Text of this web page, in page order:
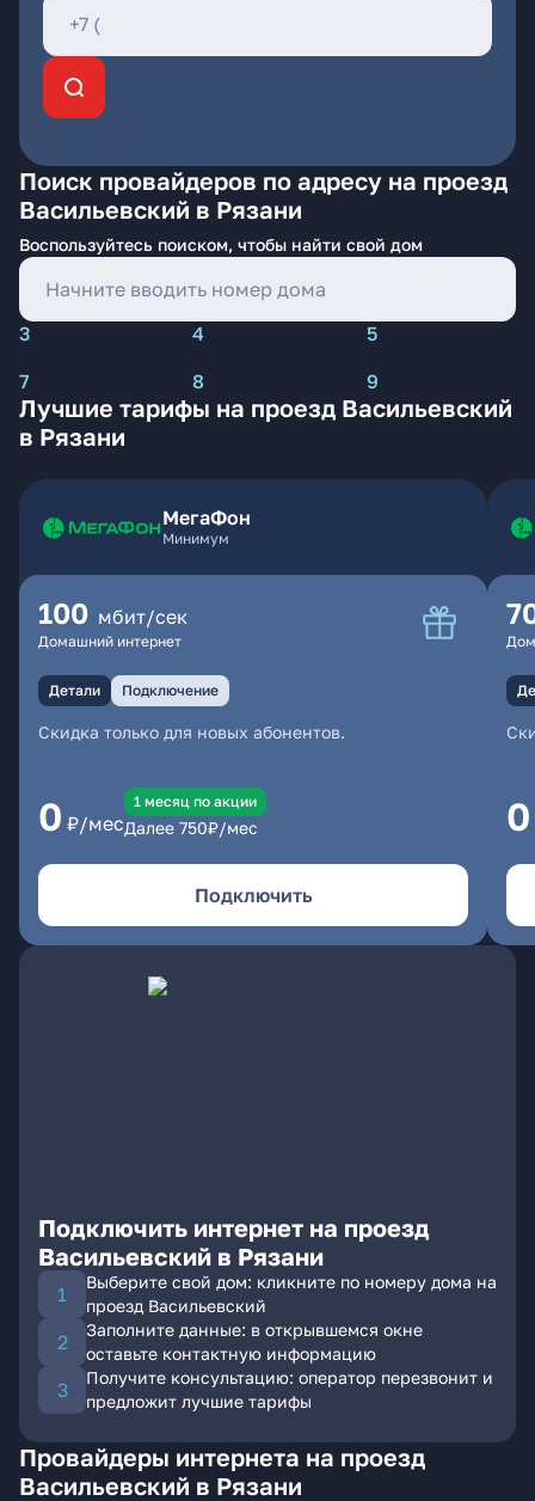
Поиск провайдеров по адресу на проезд
Васильевский в Рязани
Воспользуйтесь поиском, чтобы найти свой дом
3 4
5
7
8 9
Лучшие тарифы на проезд Васильевский
в Рязани
МегаФон
Минимум
100 мбит/сек
Домашний интернет
Детали Подключение
Скидка только для новых абонентов.
0 ₽/мес
1 месяц по акции
Далее 750₽/мес
Подключить
0
Подключить интернет на проезд
Васильевский в Рязани
Выберите свой дом: кликните по номеру дома на
проезд Васильевский
Заполните данные: в открывшемся окне
оставьте контактную информацию
Получите консультацию: оператор перезвонит и
предложит лучшие тарифы
Провайдеры интернета на проезд
Васильевский в Рязани